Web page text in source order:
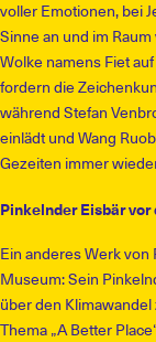
voller Emotionen, bei
Sinne an und im
Wolke namens Fiet
fordern die
während Stefan
einlädt und Wang
Gezeiten immer
Pinkelnder Eisbär
Ein anderes Werk
Museum: Sein
über den
Thema „A Better